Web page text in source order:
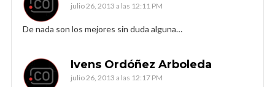
julio 26, 2013 a las 12:11 PM
De nada son los mejores sin duda alguna…
Ivens Ordóñez Arboleda
julio 26, 2013 a las 12:17 PM